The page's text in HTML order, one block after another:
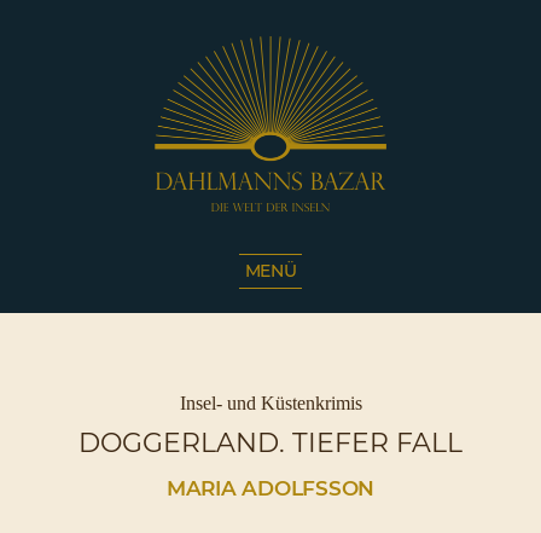
Die
Inseln
|
Café
Sassnitz
MENÜ
Kategorien
Insel- und Küstenkrimis
DOGGERLAND. TIEFER FALL
MARIA ADOLFSSON